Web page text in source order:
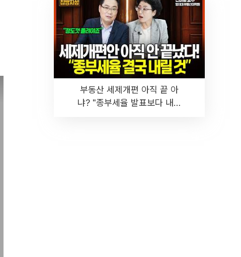
부동산 세제개편 아직 끝 아
냐? "종부세율 발표보다 내릴